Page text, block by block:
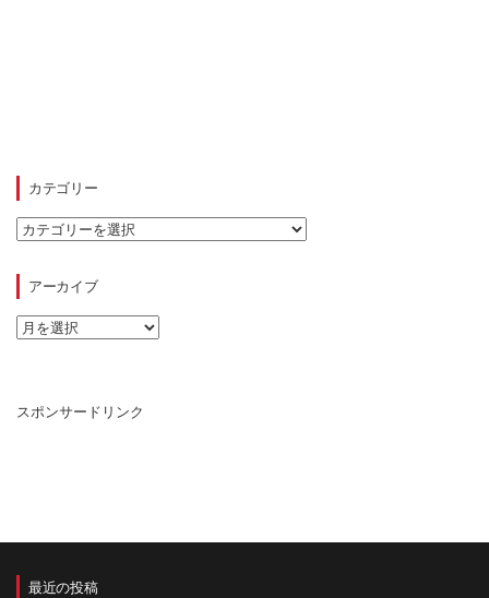
カテゴリー
カ
テ
ー
アーカイブ
ア
ー
ブ
スポンサードリンク
最近の投稿